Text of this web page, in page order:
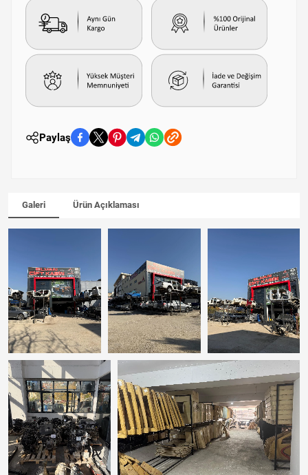
Paylaş
Galeri Ürün Açıklaması